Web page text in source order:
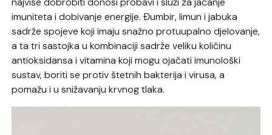
imuniteta i dobivanje energije. Đumbir, limun i jabuka
sadrže spojeve koji imaju snažno protuupalno djelovanje,
a ta tri sastojka u kombinaciji sadrže veliku količinu
antioksidansa i vitamina koji mogu ojačati imunološki
sustav, boriti se protiv štetnih bakterija i virusa, a
pomažu i u snižavanju krvnog tlaka.